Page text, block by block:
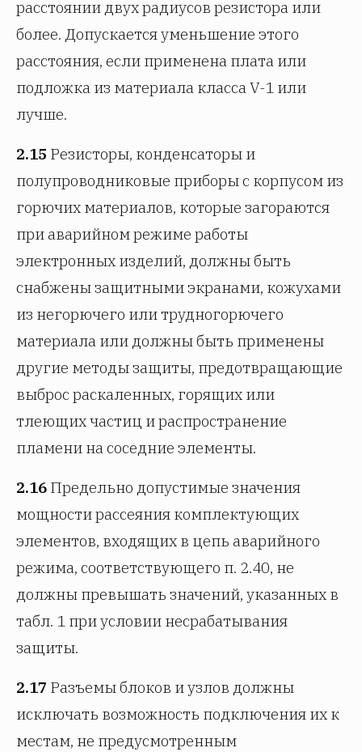
расстоянии двух радиусов резистора или
более. Допускается уменьшение этого
расстояния, если применена плата или
подложка из материала класса V-1 или
лучше.
2.15 Резисторы, конденсаторы и
полупроводниковые приборы с корпусом из
горючих материалов, которые загораются
при аварийном режиме работы
электронных изделий, должны быть
снабжены защитными экранами, кожухами
из негорючего или трудногорючего
материала или должны быть применены
другие методы защиты, предотвращающие
выброс раскаленных, горящих или
тлеющих частиц и распространение
пламени на соседние элементы.
2.16 Предельно допустимые значения
мощности рассеяния комплектующих
элементов, входящих в цепь аварийного
режима, соответствующего п. 2.40, не
должны превышать значений, указанных в
табл. 1 при условии несрабатывания
защиты.
2.17 Разъемы блоков и узлов должны
исключать возможность подключения их к
местам, не предусмотренным